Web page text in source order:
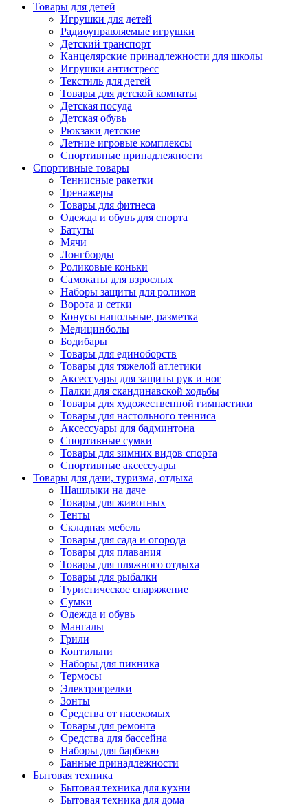
Товары для детей
Игрушки для детей
Радиоуправляемые игрушки
Детский транспорт
Канцелярские принадлежности для школы
Игрушки антистресс
Текстиль для детей
Товары для детской комнаты
Детская посуда
Детская обувь
Рюкзаки детские
Летние игровые комплексы
Спортивные принадлежности
Спортивные товары
Теннисные ракетки
Тренажеры
Товары для фитнеса
Одежда и обувь для спорта
Батуты
Мячи
Лонгборды
Роликовые коньки
Самокаты для взрослых
Наборы защиты для роликов
Ворота и сетки
Конусы напольные, разметка
Медицинболы
Бодибары
Товары для единоборств
Товары для тяжелой атлетики
Аксессуары для защиты рук и ног
Палки для скандинавской ходьбы
Товары для художественной гимнастики
Товары для настольного тенниса
Аксессуары для бадминтона
Спортивные сумки
Товары для зимних видов спорта
Спортивные аксессуары
Товары для дачи, туризма, отдыха
Шашлыки на даче
Товары для животных
Тенты
Складная мебель
Товары для сада и огорода
Товары для плавания
Товары для пляжного отдыха
Товары для рыбалки
Туристическое снаряжение
Сумки
Одежда и обувь
Мангалы
Грили
Коптильни
Наборы для пикника
Термосы
Электрогрелки
Зонты
Средства от насекомых
Товары для ремонта
Средства для бассейна
Наборы для барбекю
Банные принадлежности
Бытовая техника
Бытовая техника для кухни
Бытовая техника для дома